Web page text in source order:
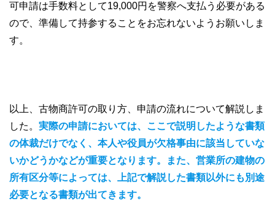
可申請は手数料として19,000円を警察へ支払う必要がある
ので、準備して持参することをお忘れないようお願いしま
す。
以上、古物商許可の取り方、申請の流れについて解説しま
した。 実際の申請においては、ここで説明したような書類
の体裁だけでなく、本人や役員が欠格事由に該当していな
いかどうかなどが重要となります。また、営業所の建物の
所有区分等によっては、上記で解説した書類以外にも別途
必要となる書類が出てきます。